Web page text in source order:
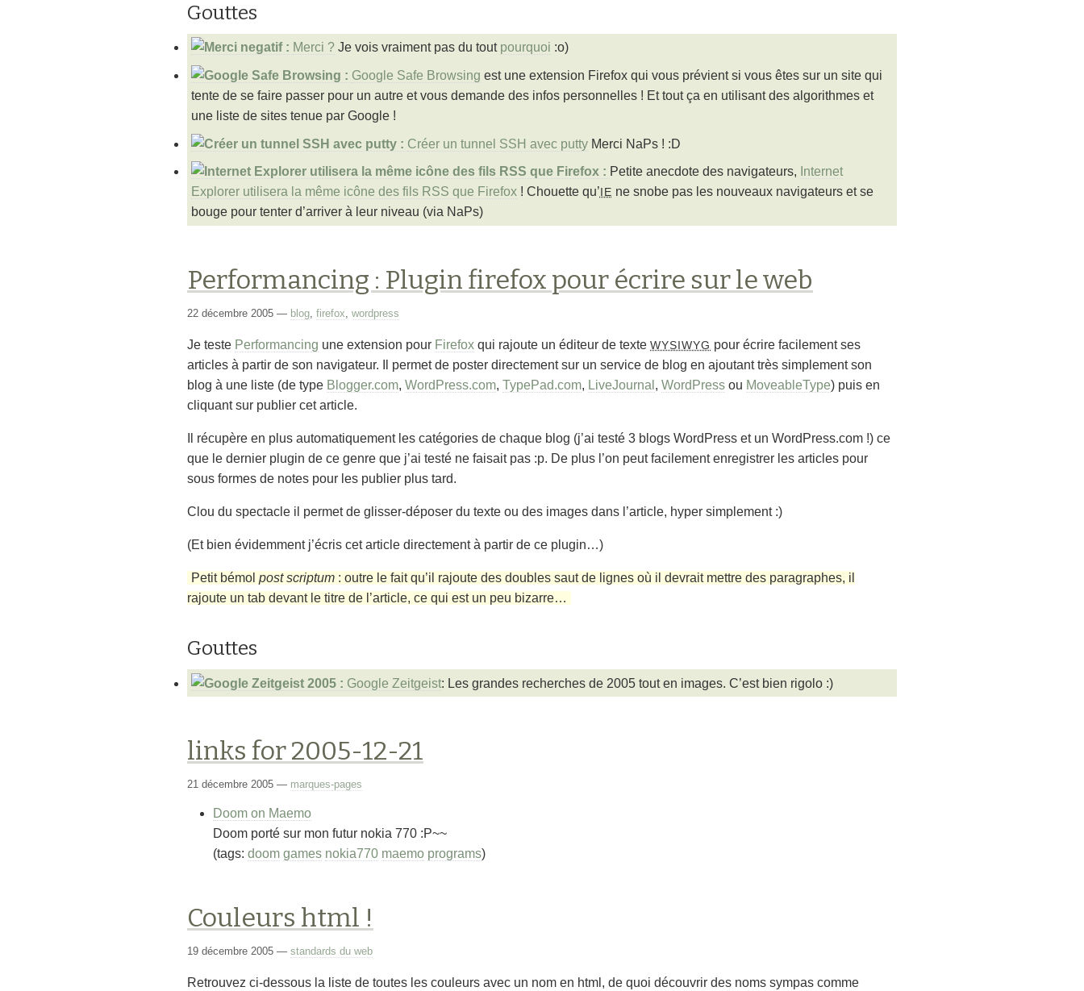
Gouttes
Merci ?Je vois vraiment pas du tout pourquoi :o)
Google Safe Browsing est une extension Firefox qui vous prévient si vous êtes sur un site qui
tente de se faire passer pour un autre et vous demande des infos personnelles ! Et tout ça en utilisant des algorithmes et
une liste de sites tenue par Google !
Créer un tunnel SSH avec puttyMerci NaPs ! :D
Petite anecdote des navigateurs, Internet
Explorer utilisera la même icône des fils RSS que Firefox! Chouette qu’IE ne snobe pas les nouveaux navigateurs et se
bouge pour tenter d’arriver à leur niveau (via NaPs)
Performancing : Plugin firefox pour écrire sur le web
22 décembre 2005 — blog firefox wordpress
Je teste Performancing une extension pour Firefox qui rajoute un éditeur de texte WYSIWYG pour écrire facilement ses
articles à partir de son navigateur. Il permet de poster directement sur un service de blog en ajoutant très simplement son
blog à une liste (de type Blogger.com, WordPress.com, TypePad.com, LiveJournal , WordPress ou MoveableType) puis en
cliquant sur publier cet article.
Il récupère en plus automatiquement les catégories de chaque blog (j’ai testé 3 blogs WordPress et un WordPress.com !) ce
que le dernier plugin de ce genre que j’ai testé ne faisait pas :p. De plus l’on peut facilement enregistrer les articles pour
sous formes de notes pour les publier plus tard.
Clou du spectacle il permet de glisser-déposer du texte ou des images dans l’article, hyper simplement :)
(Et bien évidemment j’écris cet article directement à partir de ce plugin…)
Petit bémol post scriptum: outre le fait qu’il rajoute des doubles saut de lignes où il devrait mettre des paragraphes, il
rajoute un tab devant le titre de l’article, ce qui est un peu bizarre…
Gouttes
Google Zeitgeist: Les grandes recherches de 2005 tout en images. C’est bien rigolo :)
links for 2005-12-21
21 décembre 2005 — marques-pages
Doom on Maemo
Doom porté sur mon futur nokia 770 :P~~
(tags: doom games nokia770 maemo programs)
Couleurs html !
19 décembre 2005 — standards du web
Retrouvez ci-dessous la liste de toutes les couleurs avec un nom en html, de quoi découvrir des noms sympas comme